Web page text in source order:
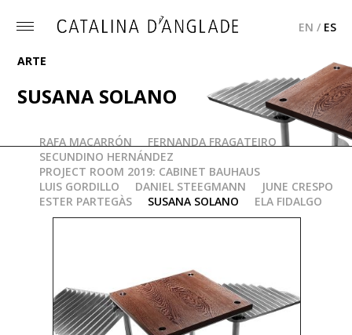
Toggle
ES
/
EN
ARTE
SUSANA SOLANO
RAFA MACARRÓN
FERNANDA FRAGATEIRO
SECUNDINO HERNÁNDEZ
PROJECT ROOM 2019: CABINET BAUHAUS
LUIS GORDILLO
DANIEL STEEGMANN
JUNE CRESPO
ESTER PARTEGÀS
SUSANA SOLANO ELA FIDALGO
MESA "PELÍCANO"